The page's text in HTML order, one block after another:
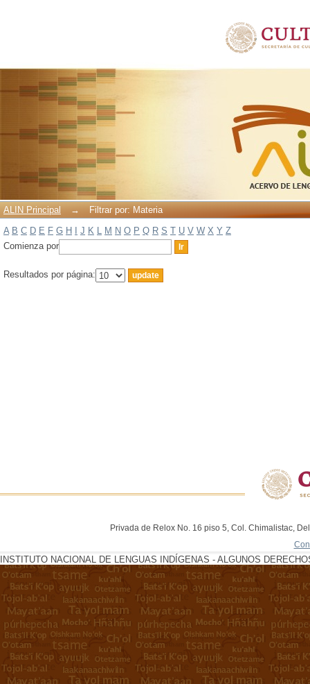
ALIN Principal →
Filtrar por: Materia
A B C D E F G H J K L M N O P Q R S T U V W X Y Z
Comienza por
Resultados por página:
Privada de Relox No. 16 piso 5, Col. Chimalistac,
INSTITUTO NACIONAL DE LENGUAS INDÍGENAS - ALGUNOS